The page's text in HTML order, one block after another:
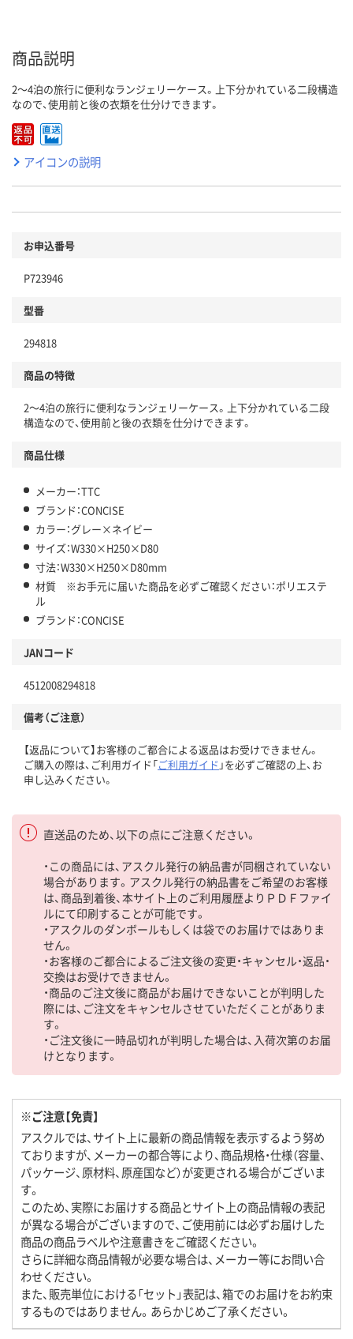
商品説明
2～4泊の旅行に便利なランジェリーケース。上下分かれている二段構造
なので、使用前と後の衣類を仕分けできます。
アイコンの説明
お申込番号
P723946
型番
294818
商品の特徴
2～4泊の旅行に便利なランジェリーケース。上下分かれている二段
構造なので、使用前と後の衣類を仕分けできます。
商品仕様
メーカー：TTC
ブランド：CONCISE
カラー：グレー×ネイビー
サイズ：W330×H250×D80
寸法：W330×H250×D80mm
材質 ※お手元に届いた商品を必ずご確認ください：ポリエステ
ル
ブランド：CONCISE
JANコード
4512008294818
備考（ご注意）
【返品について】お客様のご都合による返品はお受けできません。
ご購入の際は、ご利用ガイド「ご利用ガイド 」を必ずご確認の上、お
申し込みください。
直送品のため、以下の点にご注意ください。
・この商品には、アスクル発行の納品書が同梱されていない
場合があります。アスクル発行の納品書をご希望のお客様
は、商品到着後、本サイト上のご利用履歴よりＰＤＦファイ
ルにて印刷することが可能です。
・アスクルのダンボールもしくは袋でのお届けではありま
せん。
・お客様のご都合によるご注文後の変更・キャンセル・返品・
交換はお受けできません。
・商品のご注文後に商品がお届けできないことが判明した
際には、ご注文をキャンセルさせていただくことがありま
す。
・ご注文後に一時品切れが判明した場合は、入荷次第のお届
けとなります。
※ご注意【免責】
アスクルでは、サイト上に最新の商品情報を表示するよう努め
ておりますが、メーカーの都合等により、商品規格・仕様（容量、
パッケージ、原材料、原産国など）が変更される場合がございま
す。
このため、実際にお届けする商品とサイト上の商品情報の表記
が異なる場合がございますので、ご使用前には必ずお届けした
商品の商品ラベルや注意書きをご確認ください。
さらに詳細な商品情報が必要な場合は、メーカー等にお問い合
わせください。
また、販売単位における「セット」表記は、箱でのお届けをお約束
するものではありません。あらかじめご了承ください。